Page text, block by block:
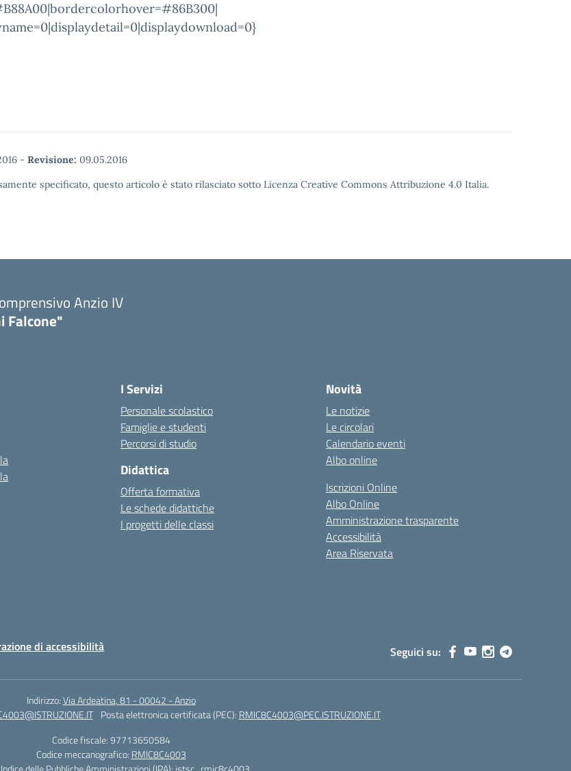
- Revisione: 09.05.2016
specificato, questo articolo è stato rilasciato sotto Licenza Creative Commons Attribuzione 4.0 Italia.
Anzio IV
Falcone"
I Servizi
Personale scolastico
Famiglie e studenti
Percorsi di studio
Didattica
Offerta formativa
Le schede didattiche
I progetti delle classi
Novità
Le notizie
Le circolari
Calendario eventi
Albo online
Iscrizioni Online
Albo Online
Amministrazione trasparente
Accessibilità
Area Riservata
di accessibilità Seguici su:
Indirizzo:Via Ardeatina, 81 - 00042 - Anzio
Posta elettronica certificata (PEC): RMIC8C4003@PEC.ISTRUZIONE.IT
Codice fiscale: 97713650584
Codice meccanografico: RMIC8C4003